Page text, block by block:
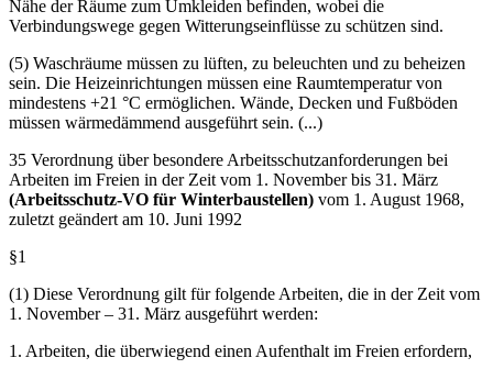
(4) Die Waschräume müssen sich, soweit betrieblich möglich, in der
Verbindungswege gegen Witterungseinflüsse zu schützen sind.
(5) Waschräume müssen zu lüften, zu beleuchten und zu beheizen
sein. Die Heizeinrichtungen müssen eine Raumtemperatur von
müssen wärmedämmend ausgeführt sein. (...)
35 Verordnung über besondere Arbeitsschutzanforderungen bei
Arbeiten im Freien in der Zeit vom 1. November bis 31. März
zuletzt geändert am 10. Juni 1992
§1
1. November – 31. März ausgeführt werden: